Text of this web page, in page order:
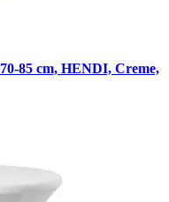
85 cm, HENDI, Creme,